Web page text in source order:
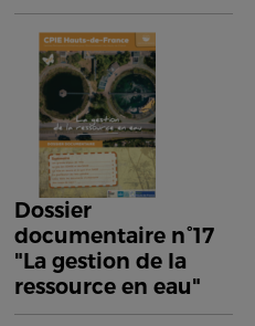
Dossier
documentaire n°17
"La gestion de la
ressource en eau"